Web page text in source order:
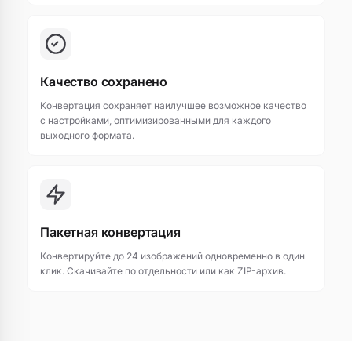
Качество сохранено
Конвертация сохраняет наилучшее возможное качество
с настройками, оптимизированными для каждого
выходного формата.
Пакетная конвертация
Конвертируйте до 24 изображений одновременно в один
клик. Скачивайте по отдельности или как ZIP-архив.